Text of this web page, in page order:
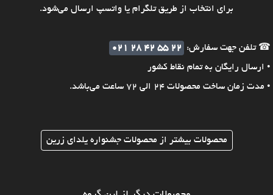
برای انتخاب از طریق تلگرام یا واتسپ ارسال می‌شود.
☎ تلفن جهت سفارش:
021 28 42 55 22
• ارسال رایگان به تمام نقاط کشور
• مدت زمان ساخت محصولات 24 الی 72 ساعت می‌باشد.
محصولات بیشتر از محصولات جشنواره یلدای زرین